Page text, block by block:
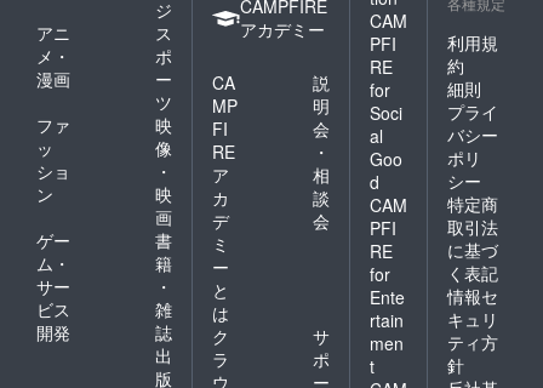
ジ
アニ
メ・
漫画
ス
ポ
ー
ツ
ファ
ッ
ショ
ン
映
像
・
映
画
ゲー
ム・
サー
ビス
開発
書
籍
・
雑
誌
出
版
CAMPFIRE
アカデミー
CA
MP
FI
RE
ア
カ
デ
ミ
ー
と
は
説
明
会
・
相
談
会
ク
ラ
ウ
サ
ポ
ー
CAM
PFI
RE
for
Soci
al
Goo
d
CAM
PFI
RE
for
Ente
rtain
men
t
利用規
約
細則
プライ
バシー
ポリ
シー
特定商
取引法
に基づ
く表記
情報セ
キュリ
ティ方
針